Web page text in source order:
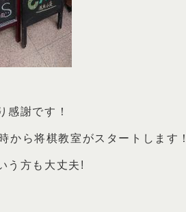
感謝です！
ら将棋教室がスタートします！
う方も大丈夫!